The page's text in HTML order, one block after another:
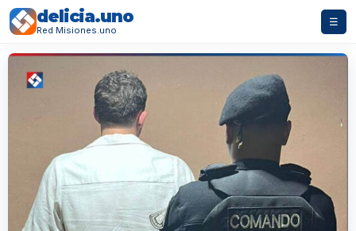
delicia.uno
Red Misiones.uno
☰